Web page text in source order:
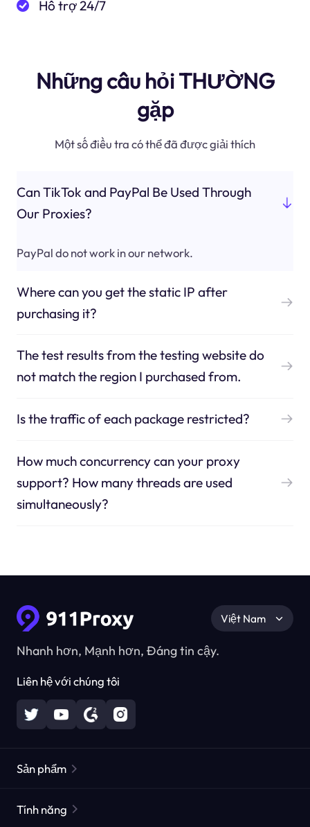
Hỗ trợ 24/7
Những câu hỏi THƯỜNG
gặp
Một số điều tra có thể đã được giải thích
Can TikTok and PayPal Be Used Through
Our Proxies?
PayPal do not work in our network.
Where can you get the static IP after
purchasing it?
The test results from the testing website do
not match the region I purchased from.
Is the traffic of each package restricted?
How much concurrency can your proxy
support? How many threads are used
simultaneously?
Nhanh hơn, Mạnh hơn, Đáng tin cậy.
Liên hệ với chúng tôi
Việt Nam
Sản phẩm
Tính năng